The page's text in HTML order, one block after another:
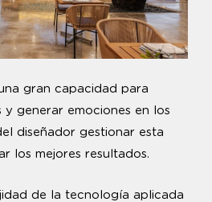
gran capacidad para
y generar emociones en los
diseñador gestionar esta
los mejores resultados.
de la tecnología aplicada